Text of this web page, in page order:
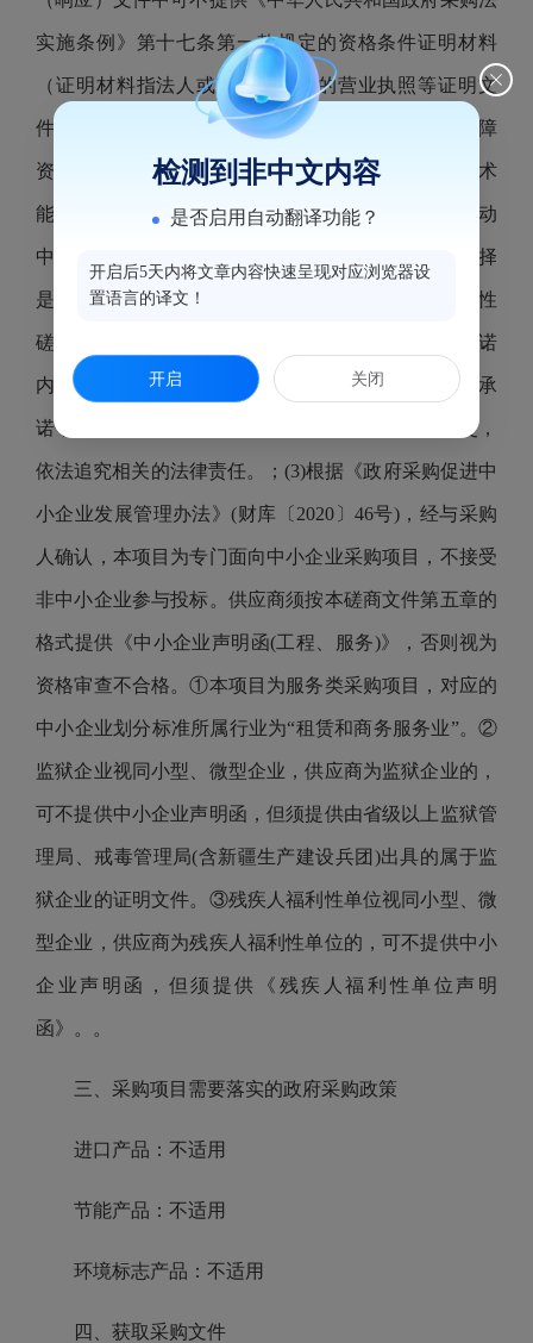
实施条例》第十七条第一款规定的资格条件证明材料
（证明材料指法人或者其他组织的营业执照等证明文
件、财务状况报告证明文件、依法缴纳税收和社会保障
资金的证明文件、具备履行合同所必需设备和专业技术
能力的声明函、参加政府采购活动前3年内在经营活动
中没有重大违法记录的书面声明），供应商可自行选择
是否提供本承诺函，若不提供本承诺函的，应按竞争性
磋商文件要求提供相应的证明材料。供应商应对其承诺
内容的真实性、合法性、有效性负责，不得作出虚假承
诺，承诺不实的，属于提供虚假材料谋取中标、成交，
依法追究相关的法律责任。；(3)根据《政府采购促进中
小企业发展管理办法》(财库〔2020〕46号)，经与采购
人确认，本项目为专门面向中小企业采购项目，不接受
非中小企业参与投标。供应商须按本磋商文件第五章的
格式提供《中小企业声明函(工程、服务)》，否则视为
资格审查不合格。①本项目为服务类采购项目，对应的
中小企业划分标准所属行业为“租赁和商务服务业”。②
监狱企业视同小型、微型企业，供应商为监狱企业的，
可不提供中小企业声明函，但须提供由省级以上监狱管
理局、戒毒管理局(含新疆生产建设兵团)出具的属于监
狱企业的证明文件。③残疾人福利性单位视同小型、微
型企业，供应商为残疾人福利性单位的，可不提供中小
企业声明函，但须提供《残疾人福利性单位声明
函》。。
三、采购项目需要落实的政府采购政策
进口产品：不适用
节能产品：不适用
环境标志产品：不适用
四、获取采购文件
检测到非中文内容
是否启用自动翻译功能？
开启后5天内将文章内容快速呈现对应浏览器设
置语言的译文！
开启 关闭